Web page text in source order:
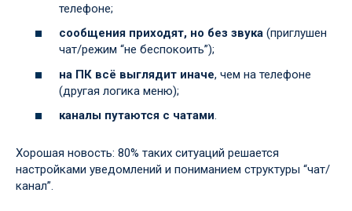
телефоне;
сообщения приходят, но без звука (приглушен
чат/режим “не беспокоить”);
на ПК всё выглядит иначе, чем на телефоне
(другая логика меню);
каналы путаются с чатами.
Хорошая новость: 80% таких ситуаций решается
настройками уведомлений и пониманием структуры “чат/
канал”.